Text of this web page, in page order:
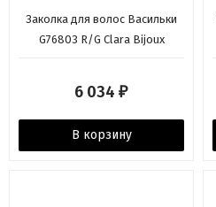
Заколка для волос Васильки
G76803 R/G Clara Bijoux
6 034 ₽
В корзину